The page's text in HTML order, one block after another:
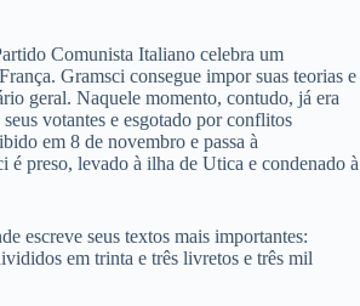
Comunista Italiano celebra um
Gramsci consegue impor suas teorias e
geral. Naquele momento, contudo, já era
votantes e esgotado por conflitos
em 8 de novembro e passa à
é preso, levado à ilha de Utica e condenado à
escreve seus textos mais importantes:
em trinta e três livretos e três mil